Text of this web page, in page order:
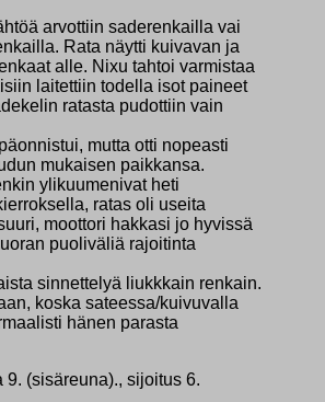
arvottiin saderenkailla vai
Rata näytti kuivavan ja
alle. Nixu tahtoi varmistaa
laitettiin todella isot paineet
ratasta pudottiin vain
mutta otti nopeasti
mukaisen paikkansa.
ylikuumenivat heti
ratas oli useita
moottori hakkasi jo hyvissä
puoliväliä rajoitinta
sinnettelyä liukkkain renkain.
koska sateessa/kuivuvalla
hänen parasta
9. (sisäreuna)., sijoitus 6.